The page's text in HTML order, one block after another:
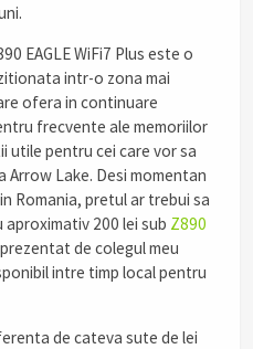
EAGLE WiFi7 Plus este o
intr-o zona mai
ofera in continuare
frecvente ale memoriilor
utile pentru cei care vor sa
Lake. Desi momentan
Romania, pretul ar trebui sa
aproximativ 200 lei sub Z890
de colegul meu
intre timp local pentru
de cateva sute de lei